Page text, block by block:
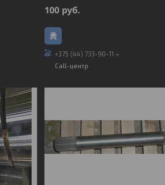
100 руб.
+375 (44) 733-90-11
Call-центр